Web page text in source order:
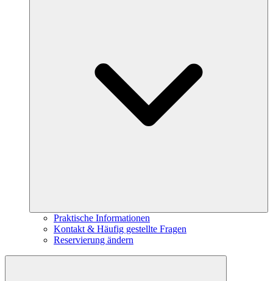
Praktische Informationen
Kontakt & Häufig gestellte Fragen
Reservierung ändern